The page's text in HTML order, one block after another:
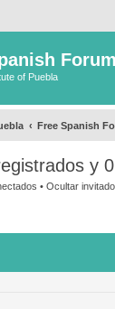
of Puebla
Free Spanish
y
• Ocultar